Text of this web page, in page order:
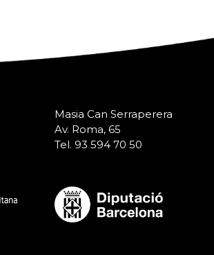
Masia Can Serraperera
Av. Roma, 65
Tel. 93 594 70 50